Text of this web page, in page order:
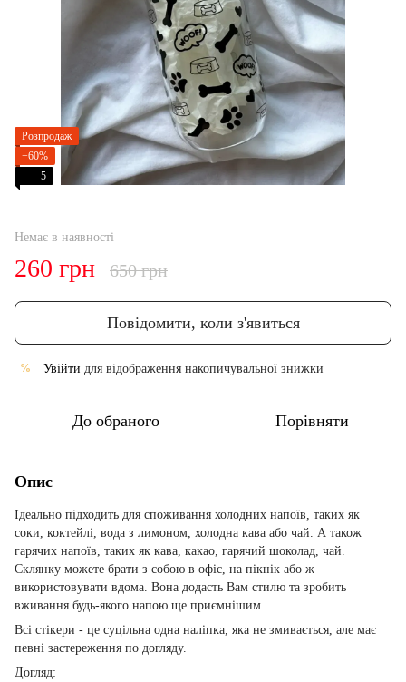
Розпродаж
−60%
5
Немає в наявності
260 грн 650 грн
Повідомити, коли з'явиться
% Увійти для відображення накопичувальної знижки
До обраного Порівняти
Опис
Ідеально підходить для споживання холодних напоїв, таких як
соки, коктейлі, вода з лимоном, холодна кава або чай. А також
гарячих напоїв, таких як кава, какао, гарячий шоколад, чай.
Склянку можете брати з собою в офіс, на пікнік або ж
використовувати вдома. Вона додасть Вам стилю та зробить
вживання будь-якого напою ще приємнішим.
Всі стікери - це суцільна одна наліпка, яка не змивається, але має
певні застереження по догляду.
Догляд: